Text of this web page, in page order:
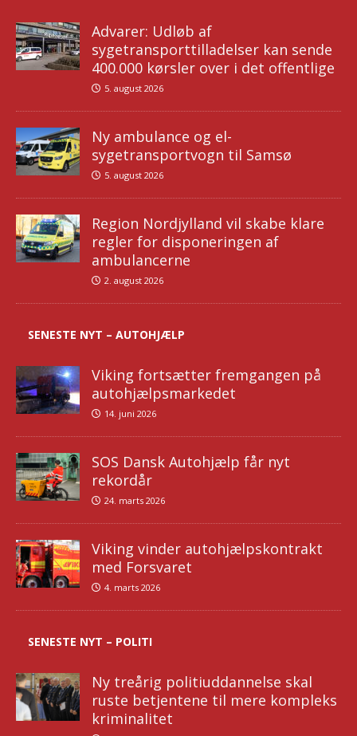
Advarer: Udløb af
sygetransporttilladelser kan sende
400.000 kørsler over i det offentlige
5. august 2026
Ny ambulance og el-
sygetransportvogn til Samsø
5. august 2026
Region Nordjylland vil skabe klare
regler for disponeringen af
ambulancerne
2. august 2026
SENESTE NYT – AUTOHJÆLP
Viking fortsætter fremgangen på
autohjælpsmarkedet
14. juni 2026
SOS Dansk Autohjælp får nyt
rekordår
24. marts 2026
Viking vinder autohjælpskontrakt
med Forsvaret
4. marts 2026
SENESTE NYT – POLITI
Ny treårig politiuddannelse skal
ruste betjentene til mere kompleks
kriminalitet